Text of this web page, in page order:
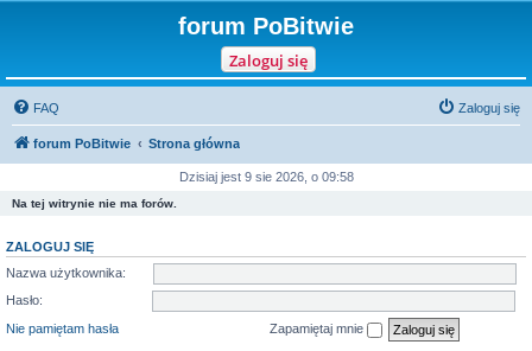
forum PoBitwie
Zaloguj się
FAQ Zaloguj się
forum PoBitwie Strona główna
Dzisiaj jest 9 sie 2026, o 09:58
Na tej witrynie nie ma forów.
ZALOGUJ SIĘ
Nazwa użytkownika:
Hasło:
Nie pamiętam hasła
Zapamiętaj mnie